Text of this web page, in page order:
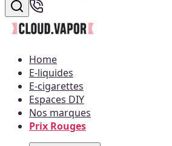
Home
E-liquides
E-cigarettes
Espaces DIY
Nos marques
Prix Rouges